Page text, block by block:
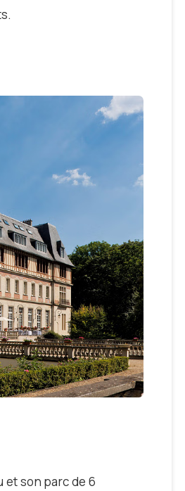
et son parc de 6